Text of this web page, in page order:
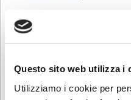
Questo sito web utilizza i
Utilizziamo i cookie per
L’aggiornamento è
addetti formati condurata
comprensione della lingua